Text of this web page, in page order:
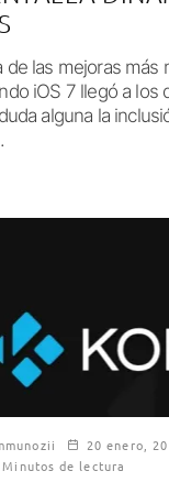
de las mejoras más
iOS 7 llegó a los
alguna la
20 enero,
Minutos de lectura